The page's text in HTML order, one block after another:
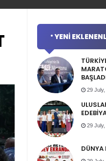
YENI
29 July,
29 July,
DÜNYA